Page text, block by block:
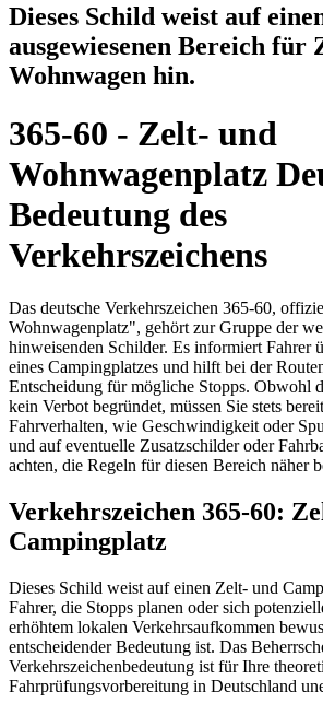
Dieses Schild weist auf
ausgewiesenen Bereich für
Wohnwagen hin.
365-60 - Zelt- und
Wohnwagenplatz
Bedeutung des
Verkehrszeichens
Das deutsche Verkehrszeichen 365-60,
Wohnwagenplatz", gehört zur Gruppe der
hinweisenden Schilder. Es informiert Fahrer
eines Campingplatzes und hilft bei der
Entscheidung für mögliche Stopps. Obwohl
kein Verbot begründet, müssen Sie stets
Fahrverhalten, wie Geschwindigkeit oder
und auf eventuelle Zusatzschilder oder
achten, die Regeln für diesen Bereich näher
Verkehrszeichen 365-60:
Campingplatz
Dieses Schild weist auf einen Zelt- und
Fahrer, die Stopps planen oder sich
erhöhtem lokalen Verkehrsaufkommen
entscheidender Bedeutung ist. Das
Verkehrszeichenbedeutung ist für Ihre
Fahrprüfungsvorbereitung in Deutschland